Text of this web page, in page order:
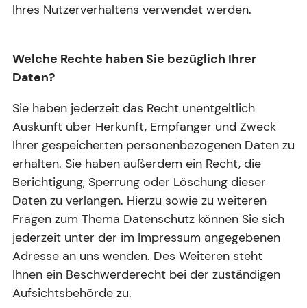
Ihres Nutzerverhaltens verwendet werden.
Welche Rechte haben Sie bezüglich Ihrer
Daten?
Sie haben jederzeit das Recht unentgeltlich
Auskunft über Herkunft, Empfänger und Zweck
Ihrer gespeicherten personenbezogenen Daten zu
erhalten. Sie haben außerdem ein Recht, die
Berichtigung, Sperrung oder Löschung dieser
Daten zu verlangen. Hierzu sowie zu weiteren
Fragen zum Thema Datenschutz können Sie sich
jederzeit unter der im Impressum angegebenen
Adresse an uns wenden. Des Weiteren steht
Ihnen ein Beschwerderecht bei der zuständigen
Aufsichtsbehörde zu.